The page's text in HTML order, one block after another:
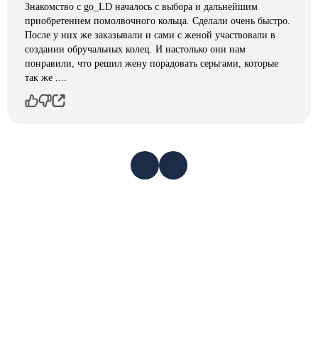
Знакомство с go_LD началось с выбора и дальнейшим
приобретением помолвочного кольца. Сделали очень быстро.
После у них же заказывали и сами с женой участвовали в
создании обручальных колец. И настолько они нам
понравили, что решил жену порадовать серьгами, которые
так же ....